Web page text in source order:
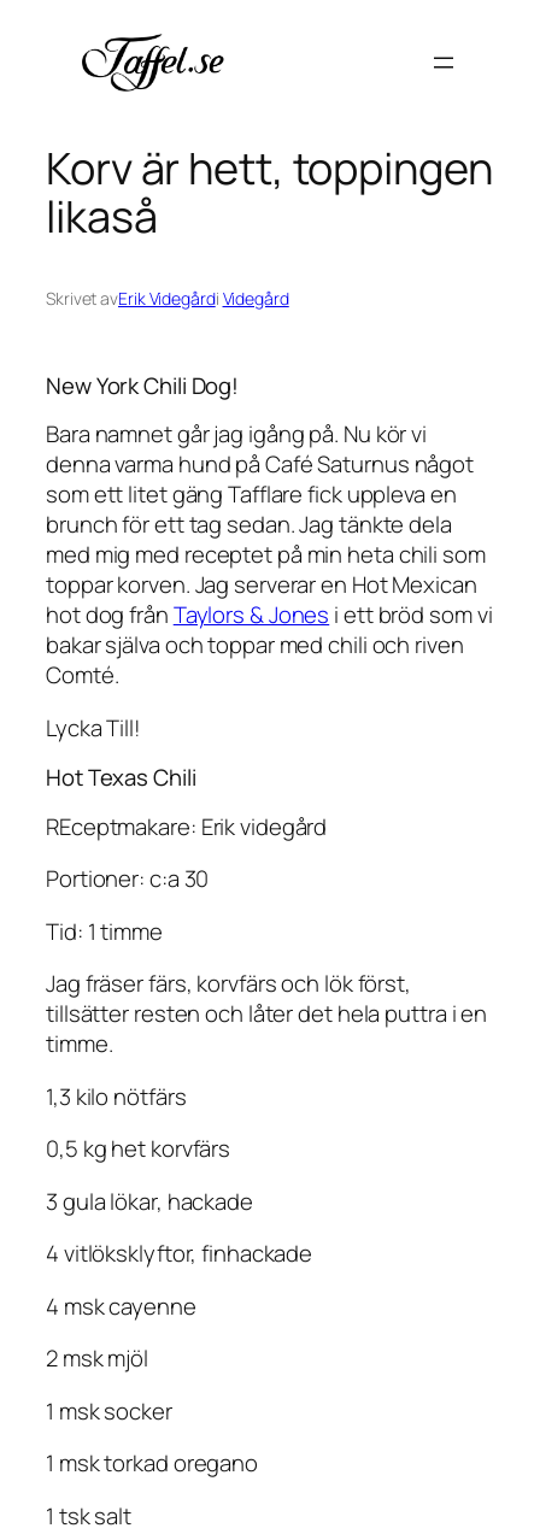
innehåll
Korv är hett, toppingen
likaså
Skrivet avErik Videgårdi Videgård
New York Chili Dog!
Bara namnet går jag igång på. Nu kör vi
denna varma hund på Café Saturnus något
som ett litet gäng Tafflare fick uppleva en
brunch för ett tag sedan. Jag tänkte dela
med mig med receptet på min heta chili som
toppar korven. Jag serverar en Hot Mexican
hot dog frånTaylors & Jones i ett bröd som vi
bakar själva och toppar med chili och riven
Comté.
Lycka Till!
Hot Texas Chili
REceptmakare: Erik videgård
Portioner: c:a 30
Tid: 1 timme
Jag fräser färs, korvfärs och lök först,
tillsätter resten och låter det hela puttra i en
timme.
1,3 kilo nötfärs
0,5 kg het korvfärs
3 gula lökar, hackade
4 vitlöksklyftor, finhackade
4 msk cayenne
2 msk mjöl
1 msk socker
1 msk torkad oregano
1 tsk salt